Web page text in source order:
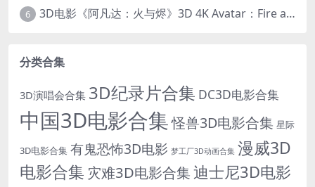
6 3D电影《阿凡达：火与烬》3D 4K Avatar：Fire and Ash 3D 左右格式 高清4K 电影 下载
分类合集
3D演唱会合集 3D纪录片合集 DC3D电影合集
中国3D电影合集怪兽3D电影合集 星际
3D电影合集 有鬼恐怖3D电影 梦工厂3D动画合集 漫威3D
电影合集 灾难3D电影合集迪士尼3D电影